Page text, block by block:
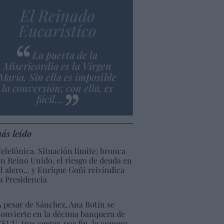
El Reinado
Eucarístico
La puerta de la
Misericordia es la Virgen
Sin ella es imposible
la conversión; con ella, es
fácil…
leído
Situación límite: bronca
Reino Unido, el riesgo de deuda en
alero... y Enrique Goñi reivindica
Presidencia
pesar de Sánchez, Ana Botín se
en la décima banquera de